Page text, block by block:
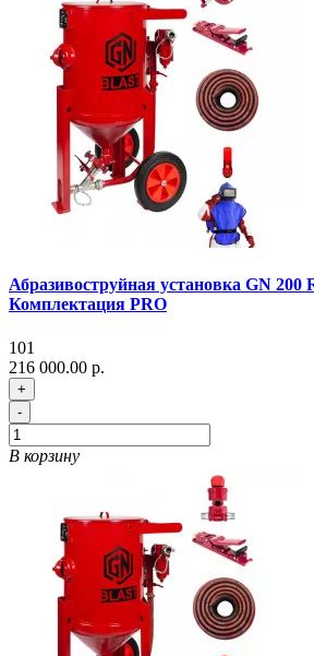
Абразивоструйная установка GN 200
Комплектация PRO
101
216 000.00 р.
+
-
В корзину